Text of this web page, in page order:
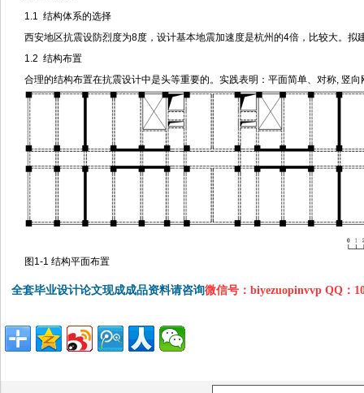
1.1 结构体系的选择
西安地区抗震设防烈度为8度，设计基本地震加速度是杭州的4倍，比较大。拟
1.2 结构布置
合理的结构布置在抗震设计中是头等重要的。实践表明：平面简单、对称, 竖
图1-1 结构平面布置
全套毕业设计论文现成成品资料请咨询微信号：biyezuopinvvp QQ